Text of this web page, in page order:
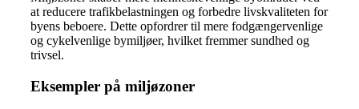
at reducere trafikbelastningen og forbedre livskvaliteten for
byens beboere. Dette opfordrer til mere fodgængervenlige
og cykelvenlige bymiljøer, hvilket fremmer sundhed og
trivsel.
Eksempler på miljøzoner